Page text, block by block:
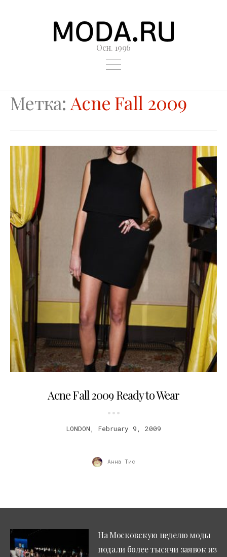
Осн. 1996
Метка: Acne Fall 2009
Acne Fall 2009 Ready to Wear
LONDON, February 9, 2009
Анна Тис
На Московскую неделю моды
подали более тысячи заявок из